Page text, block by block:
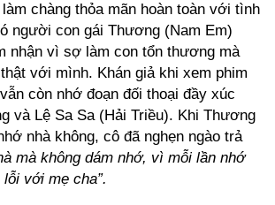
chàng thỏa mãn hoàn toàn với tình
người con gái Thương (Nam Em)
nhận vì sợ làm con tổn thương mà
với mình. Khán giả khi xem phim
còn nhớ đoạn đối thoại đầy xúc
và Lệ Sa Sa (Hải Triều). Khi Thương
nhà không, cô đã nghẹn ngào trả
mà không dám nhớ, vì mỗi lần nhớ
với mẹ cha”.